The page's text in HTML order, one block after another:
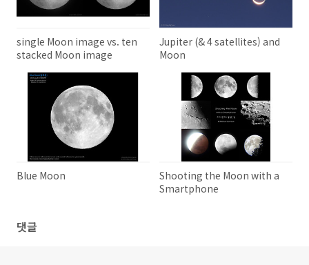
single Moon image vs. ten
stacked Moon image
Jupiter (& 4 satellites) and
Moon
Blue Moon
Shooting the Moon with a
Smartphone
댓글